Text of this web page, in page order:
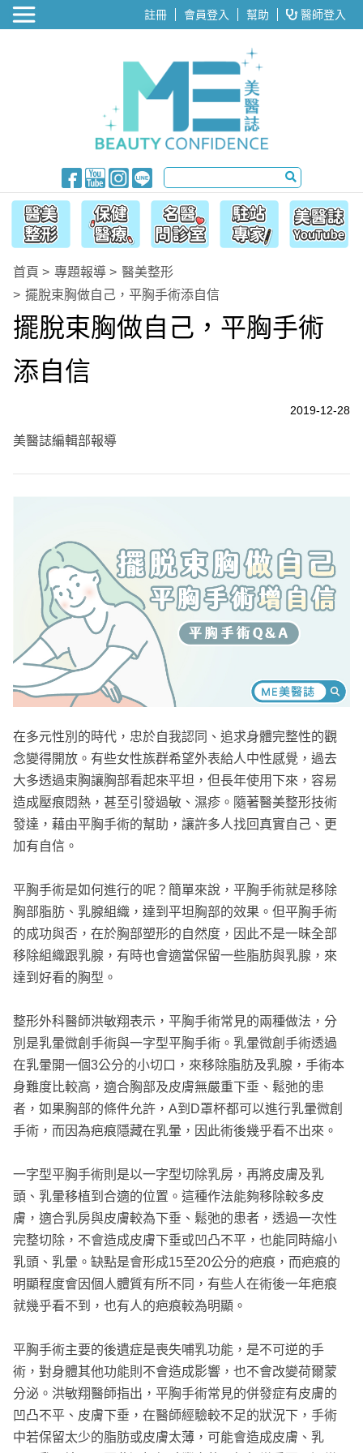
醫美整形 註冊 會員登入 幫助 醫師登入
首頁 專題報導
醫美整形
擺脫束胸做自己，平胸手術添自信
擺脫束胸做自己，平胸手術
添自信
2019-12-28
美醫誌編輯部報導
在多元性別的時代，忠於自我認同、追求身體完整性的觀
念變得開放。有些女性族群希望外表給人中性感覺，過去
大多透過束胸讓胸部看起來平坦，但長年使用下來，容易
造成壓痕悶熱，甚至引發過敏、濕疹。隨著醫美整形技術
發達，藉由平胸手術的幫助，讓許多人找回真實自己、更
加有自信。
平胸手術是如何進行的呢？簡單來說，平胸手術就是移除
胸部脂肪、乳腺組織，達到平坦胸部的效果。但平胸手術
的成功與否，在於胸部塑形的自然度，因此不是一昧全部
移除組織跟乳腺，有時也會適當保留一些脂肪與乳腺，來
達到好看的胸型。
整形外科醫師洪敏翔表示，平胸手術常見的兩種做法，分
別是乳暈微創手術與一字型平胸手術。乳暈微創手術透過
在乳暈開一個3公分的小切口，來移除脂肪及乳腺，手術本
身難度比較高，適合胸部及皮膚無嚴重下垂、鬆弛的患
者，如果胸部的條件允許，A到D罩杯都可以進行乳暈微創
手術，而因為疤痕隱藏在乳暈，因此術後幾乎看不出來。
一字型平胸手術則是以一字型切除乳房，再將皮膚及乳
頭、乳暈移植到合適的位置。這種作法能夠移除較多皮
膚，適合乳房與皮膚較為下垂、鬆弛的患者，透過一次性
完整切除，不會造成皮膚下垂或凹凸不平，也能同時縮小
乳頭、乳暈。缺點是會形成15至20公分的疤痕，而疤痕的
明顯程度會因個人體質有所不同，有些人在術後一年疤痕
就幾乎看不到，也有人的疤痕較為明顯。
平胸手術主要的後遺症是喪失哺乳功能，是不可逆的手
術，對身體其他功能則不會造成影響，也不會改變荷爾蒙
分泌。洪敏翔醫師指出，平胸手術常見的併發症有皮膚的
凹凸不平、皮膚下垂，在醫師經驗較不足的狀況下，手術
中若保留太少的脂肪或皮膚太薄，可能會造成皮膚、乳